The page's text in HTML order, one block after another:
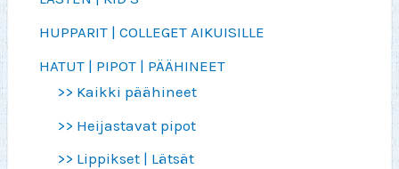
HUPPARIT | COLLEGET AIKUISILLE
HATUT | PIPOT | PÄÄHINEET
>> Kaikki päähineet
>> Heijastavat pipot
>> Lippikset | Lätsät